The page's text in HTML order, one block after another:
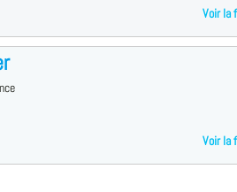
Voir la
Voir la